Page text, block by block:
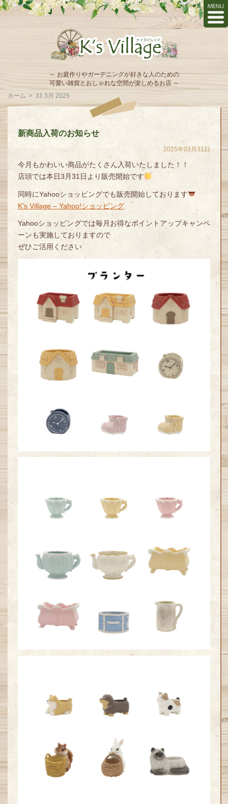
～ お庭作りやガーデニングが好きな人のための
可愛い雑貨とおしゃれな空間が楽しめるお店 ～
ホーム > 31 3月 2025
新商品入荷のお知らせ
2025年03月31日
今月もかわいい商品がたくさん入荷いたしました！！
店頭では本日3月31日より販売開始です
同時にYahooショッピングでも販売開始しております
K’s Village – Yahoo!ショッピング
Yahooショッピングでは毎月お得なポイントアップキャンペ
ーンも実施しておりますので
ぜひご活用ください